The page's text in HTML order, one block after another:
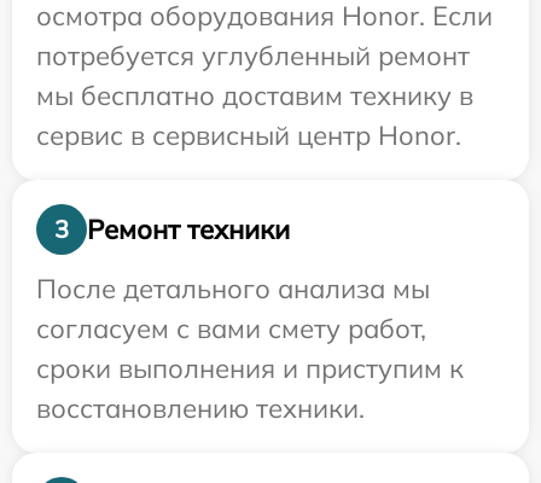
осмотра оборудования Honor. Если
потребуется углубленный ремонт
мы бесплатно доставим технику в
сервис в сервисный центр Honor.
3
Ремонт техники
После детального анализа мы
согласуем с вами смету работ,
сроки выполнения и приступим к
восстановлению техники.